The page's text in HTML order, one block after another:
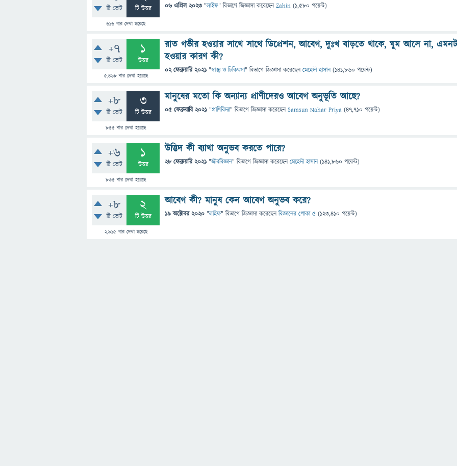
টি ভোট টি উত্তর
616 বার দেখা হয়েছে
06 এপ্রিল 2023 "লাইফ" বিভাগে জিজ্ঞাসাকরেছেনZahin (1,580 পয়েন্ট)
+7
টি ভোট
1
উত্তর
5,468বার দেখা হয়েছে
রাত গভীর হওয়ার সাথে সাথে ডিপ্রেশন, আবেগ, দুঃখ বাড়তে থাকে, ঘুম আসে না,
হওয়ার কারণ কী?
02 ফেব্রুয়ারি 2021 "স্বাস্থ্য ও চিকিৎসা" বিভাগে জিজ্ঞাসাকরেছেনমেহেদী হাসান (141,860 পয়েন্ট)
+8
টি ভোট
3
টি উত্তর
855 বার দেখা হয়েছে
মানুষের মতো কি অন্যান্য প্রাণীদেরও আবেগ অনুভূতি আছে?
05 ফেব্রুয়ারি 2021 "প্রাণিবিদ্যা" বিভাগে জিজ্ঞাসাকরেছেনSamsun Nahar Priya (47,710 পয়েন্ট)
+6
টি ভোট
1
উত্তর
835 বার দেখা হয়েছে
উদ্ভিদ কী ব্যাথা অনুভব করতে পারে?
28 ফেব্রুয়ারি 2021 "জীববিজ্ঞান" বিভাগে জিজ্ঞাসাকরেছেনমেহেদী হাসান (141,860 পয়েন্ট)
+8
টি ভোট
2
টি উত্তর
2,915বার দেখা হয়েছে
আবেগ কী? মানুষ কেন আবেগ অনুভব করে?
19 অক্টোবর 2020 "লাইফ" বিভাগে জিজ্ঞাসাকরেছেনবিজ্ঞানের পোকা ৫ (123,410 পয়েন্ট)